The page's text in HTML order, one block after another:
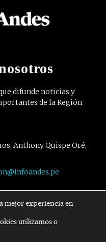
difunde noticias y
de la Región
Anthony Quispe Oré,
Youtube
mejor experiencia en
utilizamos o